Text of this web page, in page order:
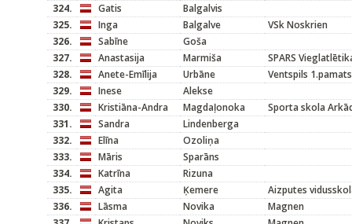
324. Gatis
Balgalvis
325.
Inga Balgalve
VSk Noskrien
326.
Sabīne
Goša
327.
Anastasija Marmiša
SPARS
328.
Anete-Emīlija Urbāne
Ventspils
329.
Inese
Alekse
330.
Kristiāna-Andra Magdaļonoka
Sporta skola
331.
Sandra
Lindenberga
332.
Elīna
Ozoliņa
333.
Māris
Sparāns
334.
Katrīna
Rizuna
335.
Agita Ķemere
Aizputes
336.
Lāsma Novika
Magnen